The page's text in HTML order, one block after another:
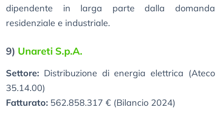
dipendente in larga parte dalla domanda
residenziale e industriale.
9) Unareti S.p.A.
Settore: Distribuzione di energia elettrica (Ateco
35.14.00)
Fatturato: 562.858.317 € (Bilancio 2024)